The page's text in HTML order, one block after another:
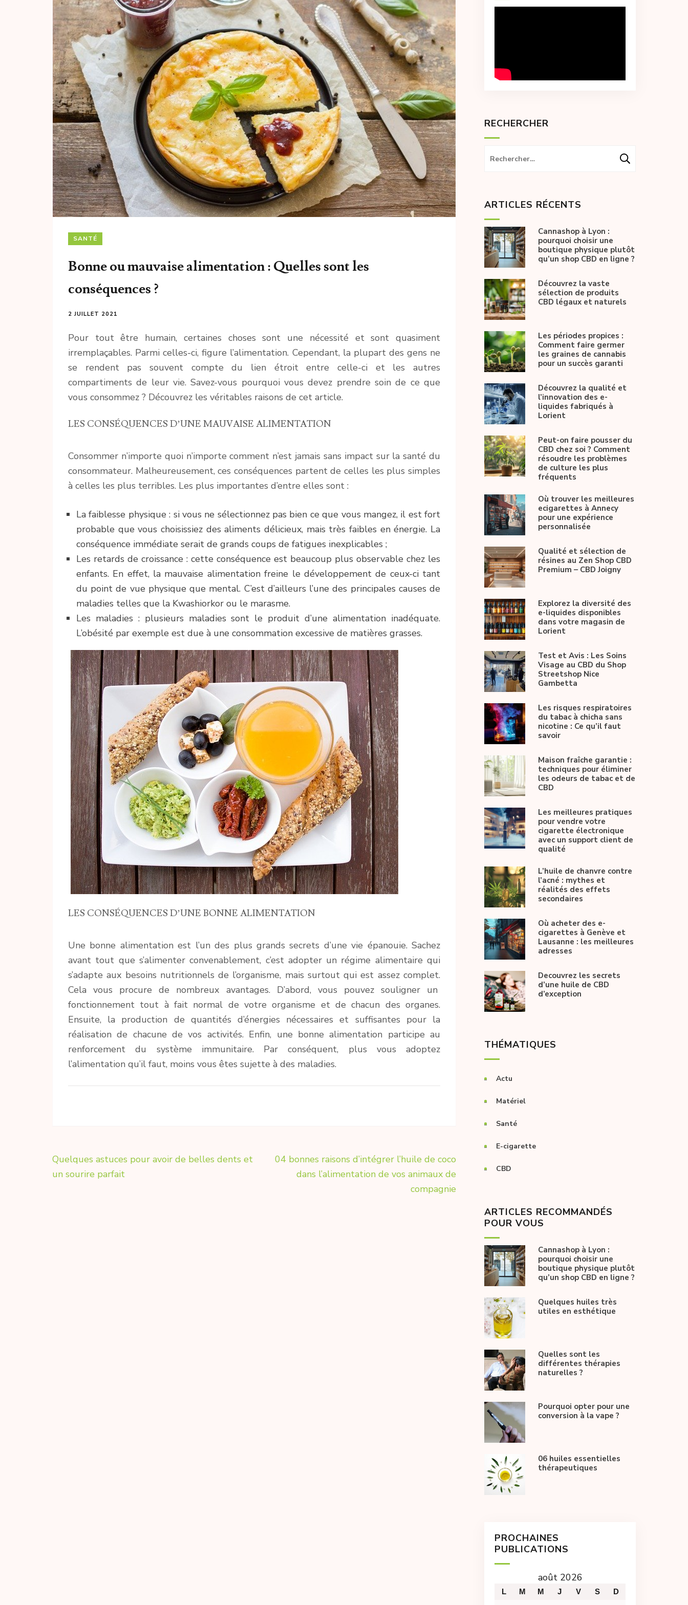
SANTÉ
Bonne ou mauvaise alimentation : Quelles sont les
conséquences ?
2 JUILLET 2021
Pour tout être humain, certaines choses sont une nécessité et sont quasiment
irremplaçables. Parmi celles-ci, figure l’alimentation. Cependant, la plupart des gens ne
se rendent pas souvent compte du lien étroit entre celle-ci et les autres
compartiments de leur vie. Savez-vous pourquoi vous devez prendre soin de ce que
vous consommez ? Découvrez les véritables raisons de cet article.
LES CONSÉQUENCES D’UNE MAUVAISE ALIMENTATION
Consommer n’importe quoi n’importe comment n’est jamais sans impact sur la santé du
consommateur. Malheureusement, ces conséquences partent de celles les plus simples
à celles les plus terribles. Les plus importantes d’entre elles sont :
La faiblesse physique : si vous ne sélectionnez pas bien ce que vous mangez, il est fort
probable que vous choisissiez des aliments délicieux, mais très faibles en énergie. La
conséquence immédiate serait de grands coups de fatigues inexplicables ;
Les retards de croissance : cette conséquence est beaucoup plus observable chez les
enfants. En effet, la mauvaise alimentation freine le développement de ceux-ci tant
du point de vue physique que mental. C’est d’ailleurs l’une des principales causes de
maladies telles que la Kwashiorkor ou le marasme.
Les maladies : plusieurs maladies sont le produit d’une alimentation inadéquate.
L’obésité par exemple est due à une consommation excessive de matières grasses.
LES CONSÉQUENCES D’UNE BONNE ALIMENTATION
Une bonne alimentation est l’un des plus grands secrets d’une vie épanouie. Sachez
avant tout que s’alimenter convenablement, c’est adopter un régime alimentaire qui
s’adapte aux besoins nutritionnels de l’organisme, mais surtout qui est assez complet.
Cela vous procure de nombreux avantages. D’abord, vous pouvez souligner un
fonctionnement tout à fait normal de votre organisme et de chacun des organes.
Ensuite, la production de quantités d’énergies nécessaires et suffisantes pour la
réalisation de chacune de vos activités. Enfin, une bonne alimentation participe au
renforcement du système immunitaire. Par conséquent, plus vous adoptez
l’alimentation qu’il faut, moins vous êtes sujette à des maladies.
Navigation
de
Quelques astuces pour avoir de belles dents et
un sourire parfait
04 bonnes raisons d’intégrer l’huile de coco
dans l’alimentation de vos animaux de
compagnie
RECHERCHER
Rechercher :
ARTICLES RÉCENTS
Cannashop à Lyon :
pourquoi choisir une
boutique physique plutôt
qu’un shop CBD en ligne ?
Découvrez la vaste
sélection de produits
CBD légaux et naturels
Les périodes propices :
Comment faire germer
les graines de cannabis
pour un succès garanti
Découvrez la qualité et
l’innovation des e-
liquides fabriqués à
Lorient
Peut-on faire pousser du
CBD chez soi ? Comment
résoudre les problèmes
de culture les plus
fréquents
Où trouver les meilleures
ecigarettes à Annecy
pour une expérience
personnalisée
Qualité et sélection de
résines au Zen Shop CBD
Premium – CBD Joigny
Explorez la diversité des
e-liquides disponibles
dans votre magasin de
Lorient
Test et Avis : Les Soins
Visage au CBD du Shop
Streetshop Nice
Gambetta
Les risques respiratoires
du tabac à chicha sans
nicotine : Ce qu’il faut
savoir
Maison fraîche garantie :
techniques pour éliminer
les odeurs de tabac et de
CBD
Les meilleures pratiques
pour vendre votre
cigarette électronique
avec un support client de
qualité
L’huile de chanvre contre
l’acné : mythes et
réalités des effets
secondaires
Où acheter des e-
cigarettes à Genève et
Lausanne : les meilleures
adresses
Decouvrez les secrets
d’une huile de CBD
d’exception
THÉMATIQUES
Actu
Matériel
Santé
E-cigarette
CBD
ARTICLES RECOMMANDÉS
POUR VOUS
Cannashop à Lyon :
pourquoi choisir une
boutique physique plutôt
qu’un shop CBD en ligne ?
Quelques huiles très
utiles en esthétique
Quelles sont les
différentes thérapies
naturelles ?
Pourquoi opter pour une
conversion à la vape ?
06 huiles essentielles
thérapeutiques
PROCHAINES
PUBLICATIONS
août 2026
L M M J V S D